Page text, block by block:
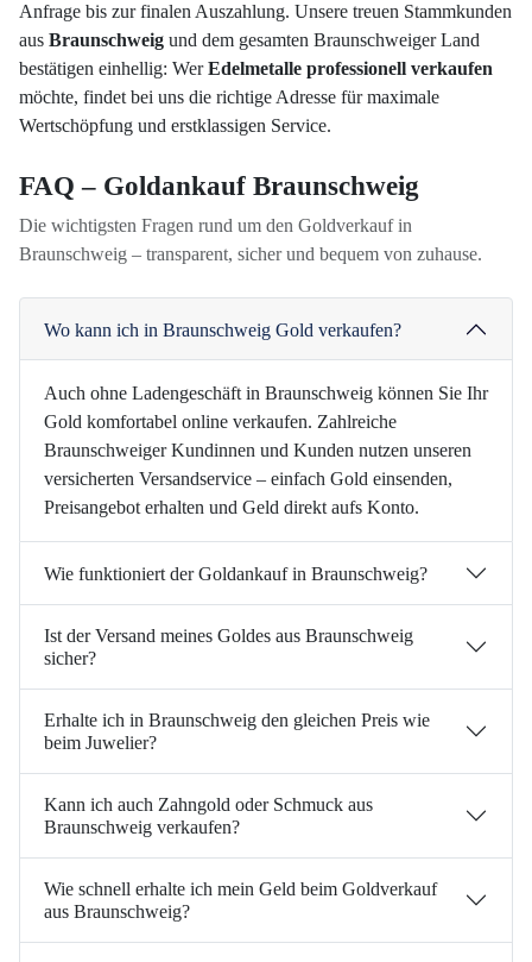
Anfrage bis zur finalen Auszahlung. Unsere treuen Stammkunden
aus Braunschweig und dem gesamten Braunschweiger Land
bestätigen einhellig: WerEdelmetalle professionell verkaufen
möchte, findet bei uns die richtige Adresse für maximale
Wertschöpfung und erstklassigen Service.
FAQ – Goldankauf Braunschweig
Die wichtigsten Fragen rund um den Goldverkauf in
Braunschweig – transparent, sicher und bequem von zuhause.
Wo kann ich in Braunschweig Gold verkaufen?
Auch ohne Ladengeschäft in Braunschweig können Sie Ihr
Gold komfortabel online verkaufen. Zahlreiche
Braunschweiger Kundinnen und Kunden nutzen unseren
versicherten Versandservice – einfach Gold einsenden,
Preisangebot erhalten und Geld direkt aufs Konto.
Wie funktioniert der Goldankauf in Braunschweig?
Ist der Versand meines Goldes aus Braunschweig
sicher?
Erhalte ich in Braunschweig den gleichen Preis wie
beim Juwelier?
Kann ich auch Zahngold oder Schmuck aus
Braunschweig verkaufen?
Wie schnell erhalte ich mein Geld beim Goldverkauf
aus Braunschweig?